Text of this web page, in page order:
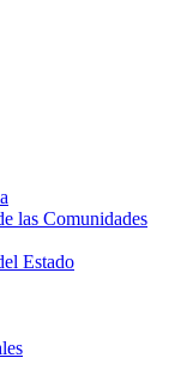
las Comunidades
Estado